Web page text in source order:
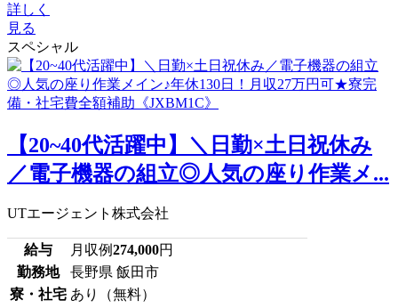
詳しく
見る
スペシャル
【20~40代活躍中】＼日勤×土日祝休み
／電子機器の組立◎人気の座り作業メ...
UTエージェント株式会社
給与 月収例274,000円
勤務地
長野県 飯田市
寮・社宅 あり（無料）